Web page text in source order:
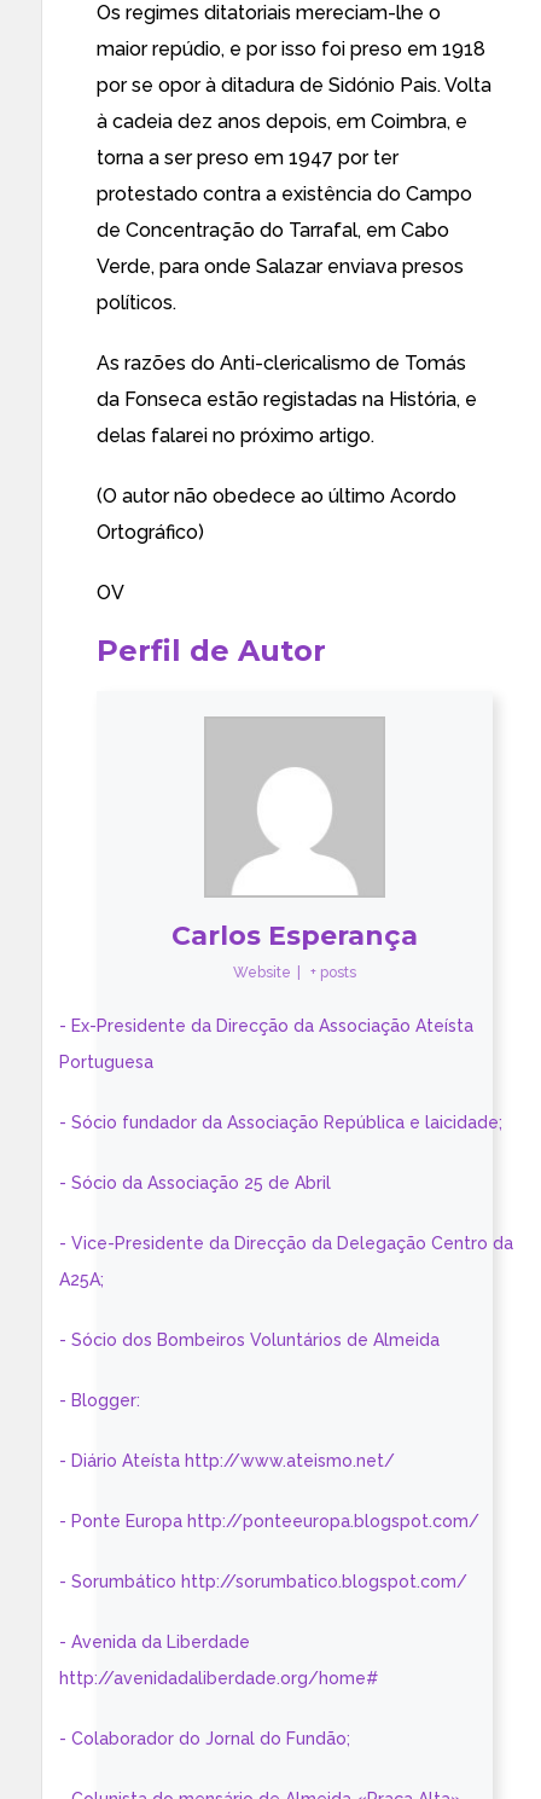
Os regimes ditatoriais mereciam-lhe o
maior repúdio, e por isso foi preso em 1918
por se opor à ditadura de Sidónio Pais. Volta
à cadeia dez anos depois, em Coimbra, e
torna a ser preso em 1947 por ter
protestado contra a existência do Campo
de Concentração do Tarrafal, em Cabo
Verde, para onde Salazar enviava presos
políticos.
As razões do Anti-clericalismo de Tomás
da Fonseca estão registadas na História, e
delas falarei no próximo artigo.
(O autor não obedece ao último Acordo
Ortográfico)
OV
Perfil de Autor
Carlos Esperança
Website + posts
- Ex-Presidente da Direcção da Associação Ateísta
Portuguesa
- Sócio fundador da Associação República e laicidade;
- Sócio da Associação 25 de Abril
- Vice-Presidente da Direcção da Delegação Centro da
A25A;
- Sócio dos Bombeiros Voluntários de Almeida
- Blogger:
- Diário Ateísta http://www.ateismo.net/
- Ponte Europa http://ponteeuropa.blogspot.com/
- Sorumbático http://sorumbatico.blogspot.com/
- Avenida da Liberdade
http://avenidadaliberdade.org/home#
- Colaborador do Jornal do Fundão;